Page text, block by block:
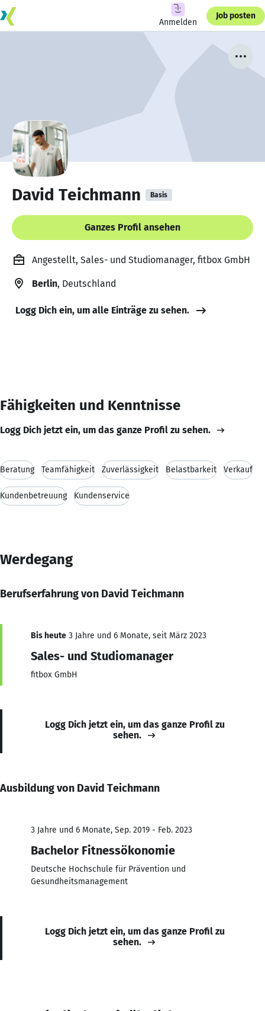
Anmelden
Job posten
David Teichmann Basis
Ganzes Profil ansehen
Angestellt, Sales- und Studiomanager, fitbox GmbH
Berlin, Deutschland
Logg Dich ein, um alle Einträge zu sehen.
Fähigkeiten und Kenntnisse
Logg Dich jetzt ein, um das ganze Profil zu sehen.
Beratung Teamfähigkeit Zuverlässigkeit Belastbarkeit Verkauf
Kundenbetreuung Kundenservice
Werdegang
Berufserfahrung von David Teichmann
Bis heute 3 Jahre und 6 Monate, seit März 2023
Sales- und Studiomanager
fitbox GmbH
Logg Dich jetzt ein, um das ganze Profil zu
sehen.
Ausbildung von David Teichmann
3 Jahre und 6 Monate, Sep. 2019 - Feb. 2023
Bachelor Fitnessökonomie
Deutsche Hochschule für Prävention und
Gesundheitsmanagement
Logg Dich jetzt ein, um das ganze Profil zu
sehen.